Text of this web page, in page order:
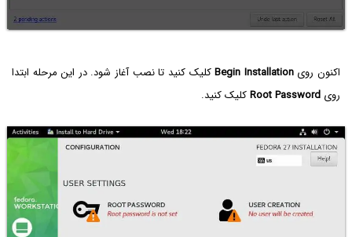
اکنون رویBegin Installationکلیک کنید تا نصب آغاز شود. در این مرحله ابتدا
روی Root Passwordکلیک کنید.